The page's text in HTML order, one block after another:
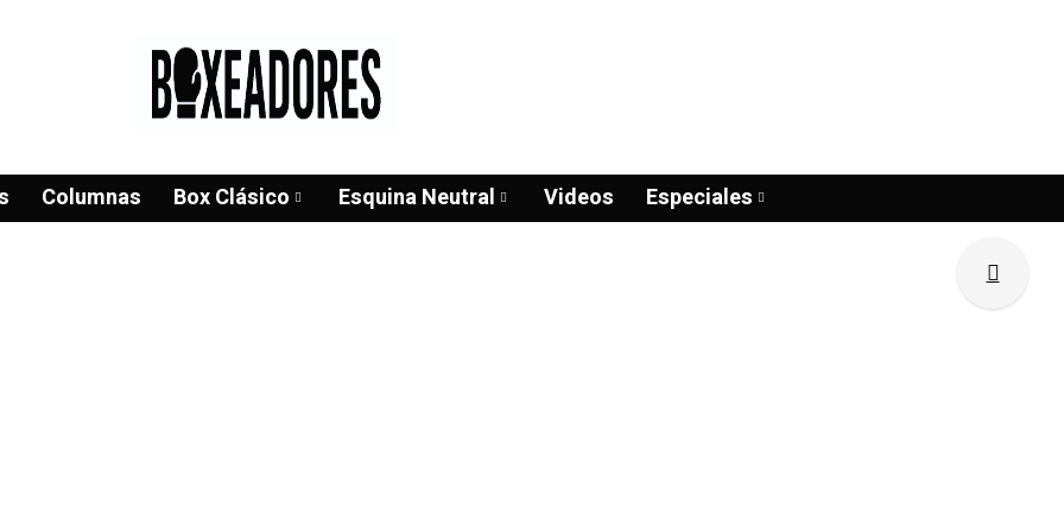
Columnas Box Clásico Esquina Neutral Videos Especiales
Hazte socio de Boxeadores
e informando del boxeo nacional e internacional.